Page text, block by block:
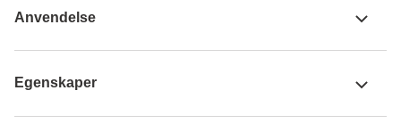
Anvendelse
Egenskaper